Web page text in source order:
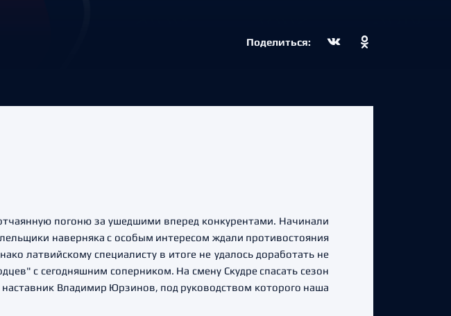
Поделиться:
погоню за ушедшими вперед конкурентами. Начинали
наверняка с особым интересом ждали противостояния
латвийскому специалисту в итоге не удалось доработать не
с сегодняшним соперником. На смену Скудре спасать сезон
Владимир Юрзинов, под руководством которого наша